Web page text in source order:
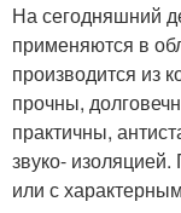
На сегодняшний
применяются в
производится из
прочны,
практичны,
звуко-
или с